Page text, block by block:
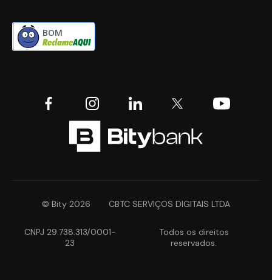
BOM
© Bity 2026 CBTC SERVIÇOS DIGITAIS LTDA
CNPJ 29.738.313/0001-
23
Todos os direitos
reservados.